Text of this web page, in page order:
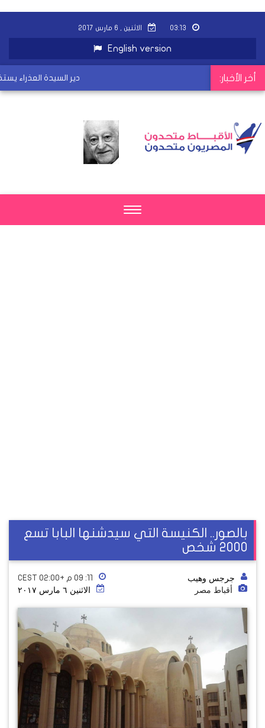
٠٣:١٣ الاثنين , ٦ مارس ٢٠١٧
English version
أخر الأخبار: دير السيدة العذراء
Toggle
بالصور.. الكنيسة التي سيدشنها البابا تسع
2000 شخص
جرجس وهيب
أقباط مصر
١١: ٠٩ م +02:00 CEST
الاثنين ٦ مارس ٢٠١٧